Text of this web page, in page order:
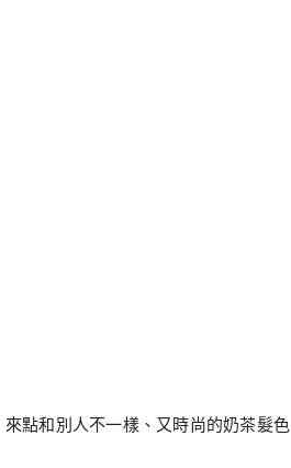
點和別人不一樣、又時尚的奶茶髮色